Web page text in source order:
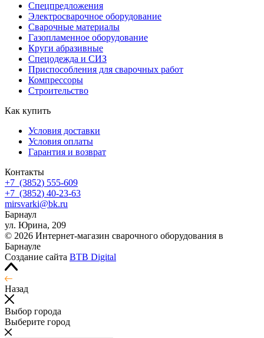
Спецпредложения
Электросварочное оборудование
Сварочные материалы
Газопламенное оборудование
Круги абразивные
Спецодежда и СИЗ
Приспособления для сварочных работ
Компрессоры
Строительство
Как купить
Условия доставки
Условия оплаты
Гарантия и возврат
Контакты
+7 (3852) 555-609
+7 (3852) 40-23-63
mirsvarki@bk.ru
Барнаул
ул. Юрина, 209
© 2026 Интернет-магазин сварочного оборудования в
Барнауле
Создание сайта BTB Digital
Назад
Выбор города
Выберите город